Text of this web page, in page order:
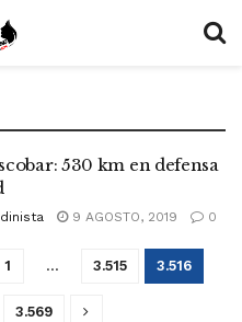
530 km en defensa
9 AGOSTO, 2019 0
1 … 3.515 3.516
3.569